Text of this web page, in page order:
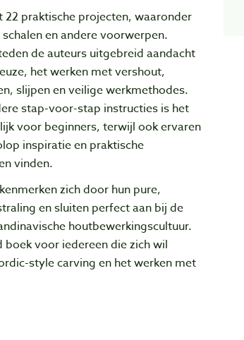
22 praktische projecten, waaronder
schalen en andere voorwerpen.
de auteurs uitgebreid aandacht
het werken met vershout,
slijpen en veilige werkmethodes.
stap-voor-stap instructies is het
voor beginners, terwijl ook ervaren
inspiratie en praktische
vinden.
zich door hun pure,
en sluiten perfect aan bij de
houtbewerkingscultuur.
boek voor iedereen die zich wil
style carving en het werken met